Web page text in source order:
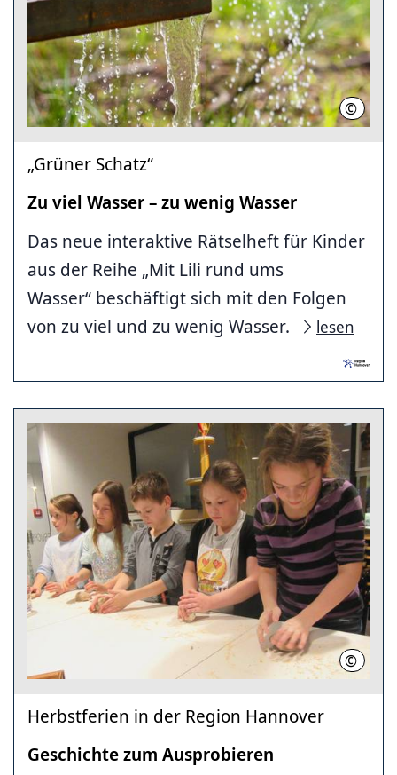
© Region
„Grüner Schatz“
Zu viel Wasser – zu wenig Wasser
Das neue interaktive Rätselheft für Kinder
aus der Reihe „Mit Lili rund ums
Wasser“ beschäftigt sich mit den Folgen
von zu viel und zu wenig Wasser.
lesen
© HMH
Herbstferien in der Region Hannover
Geschichte zum Ausprobieren